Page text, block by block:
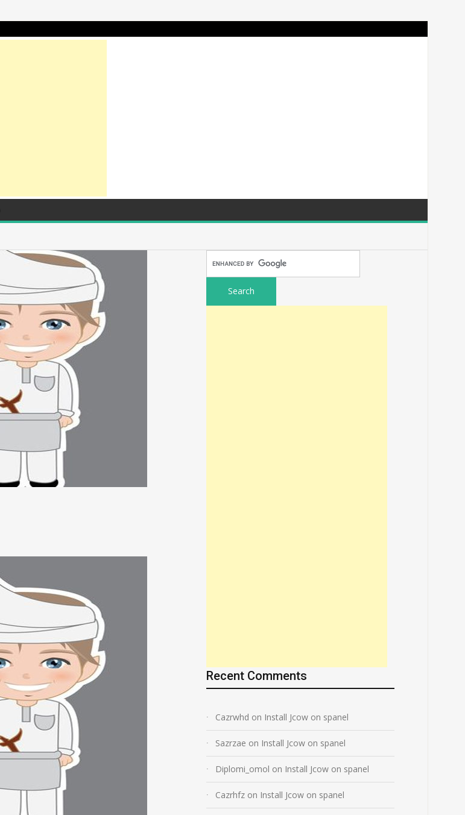
Recent Comments
Cazrwhd on Install Jcow on spanel
Sazrzae on Install Jcow on spanel
Diplomi_omol on Install Jcow on spanel
Cazrhfz on Install Jcow on spanel